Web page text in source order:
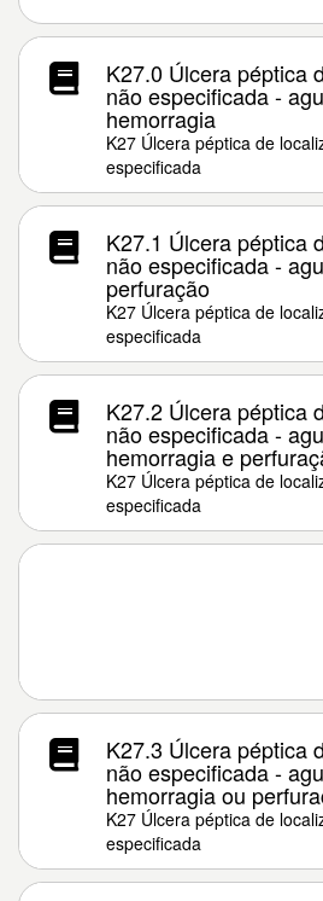
K27.0 Úlcera péptica
não especificada -
hemorragia
K27 Úlcera péptica de
especificada
K27.1 Úlcera péptica
não especificada -
perfuração
K27 Úlcera péptica de
especificada
K27.2 Úlcera péptica
não especificada -
hemorragia e
K27 Úlcera péptica de
especificada
K27.3 Úlcera péptica
não especificada -
hemorragia ou
K27 Úlcera péptica de
especificada